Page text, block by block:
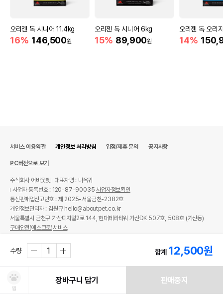
오리젠 독 시니어 11.4kg
16% 146,500원
오리젠 독 시니어 6kg
15% 89,900원
오리젠 독 오리
14%
수량 합계 12,500원
찜
장바구니 담기 판매중지
서비스 이용약관 개인정보 처리방침 입점/제휴 문의 공지사항
PC버전으로 보기
주식회사 어바웃펫
대표자명 : 나옥귀
사업자 등록번호 : 120-87-90035사업자정보확인
통신판매업신고번호 : 제 2025-서울금천-2382호
개인정보관리자 : 김원규 hello@aboutpet.co.kr
서울특별시 금천구 가산디지털2로 144, 현대테라타워 가산DK 507호, 508호 (가산동)
구매안전(에스크로)서비스